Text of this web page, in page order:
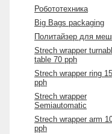
Робототехника
Big Bags packaging
Политайзер для
Strech wrapper
table 70 pph
Strech wrapper ring
pph
Strech wrapper
Semiautomatic
Strech wrapper arm
pph